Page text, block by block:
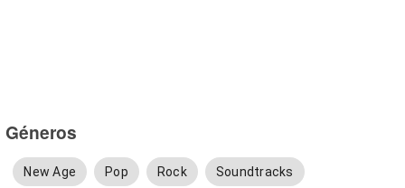
Géneros
New Age Pop Rock Soundtracks